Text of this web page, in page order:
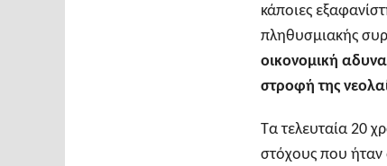
κάποιες
πληθυσμιακής
οικονομική
στροφή της
Τα τελευταία 20
στόχους που ήταν